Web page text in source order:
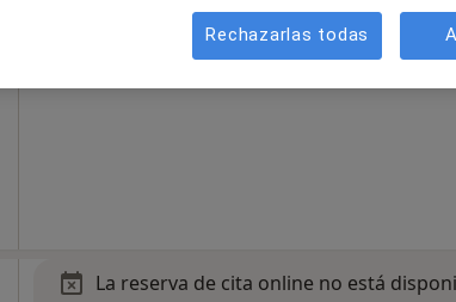
La reserva de cita online no está
Rechazarlas todas